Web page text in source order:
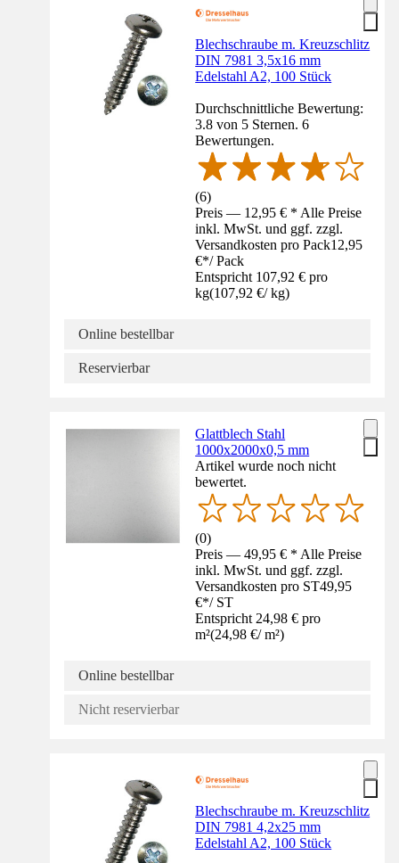
Blechschraube m. Kreuzschlitz
DIN 7981 3,5x16 mm
Edelstahl A2, 100 Stück
Durchschnittliche Bewertung:
3.8 von 5 Sternen. 6
Bewertungen.
(6)
Preis — 12,95 € * Alle Preise
inkl. MwSt. und ggf. zzgl.
Versandkosten pro Pack12,95
€*/ Pack
Entspricht 107,92 € pro
kg(107,92 €/ kg)
Online bestellbar
Reservierbar
Glattblech Stahl
1000x2000x0,5 mm
Artikel wurde noch nicht
bewertet.
(0)
Preis — 49,95 € * Alle Preise
inkl. MwSt. und ggf. zzgl.
Versandkosten pro ST49,95
€*/ ST
Entspricht 24,98 € pro
m²(24,98 €/ m²)
Online bestellbar
Nicht reservierbar
Blechschraube m. Kreuzschlitz
DIN 7981 4,2x25 mm
Edelstahl A2, 100 Stück